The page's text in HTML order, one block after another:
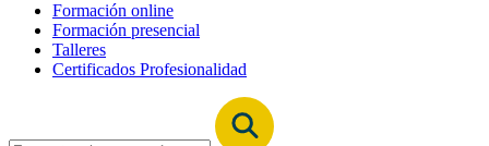
Formación online
Formación presencial
Talleres
Certificados Profesionalidad